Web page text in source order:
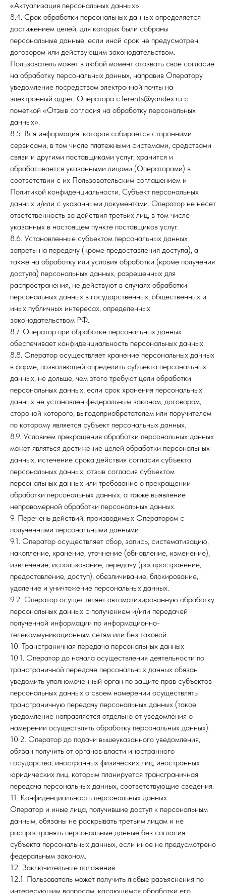
«Актуализация персональных данных».
8.4. Срок обработки персональных данных определяется
достижением целей, для которых были собраны
персональные данные, если иной срок не предусмотрен
договором или действующим законодательством.
Пользователь может в любой момент отозвать свое согласие
на обработку персональных данных, направив Оператору
уведомление посредством электронной почты на
электронный адрес Оператора c.ferents@yandex.ru с
пометкой «Отзыв согласия на обработку персональных
данных».
8.5. Вся информация, которая собирается сторонними
сервисами, в том числе платежными системами, средствами
связи и другими поставщиками услуг, хранится и
обрабатывается указанными лицами (Операторами) в
соответствии с их Пользовательским соглашением и
Политикой конфиденциальности. Субъект персональных
данных и/или с указанными документами. Оператор не несет
ответственность за действия третьих лиц, в том числе
указанных в настоящем пункте поставщиков услуг.
8.6. Установленные субъектом персональных данных
запреты на передачу (кроме предоставления доступа), а
также на обработку или условия обработки (кроме получения
доступа) персональных данных, разрешенных для
распространения, не действуют в случаях обработки
персональных данных в государственных, общественных и
иных публичных интересах, определенных
законодательством РФ.
8.7. Оператор при обработке персональных данных
обеспечивает конфиденциальность персональных данных.
8.8. Оператор осуществляет хранение персональных данных
в форме, позволяющей определить субъекта персональных
данных, не дольше, чем этого требуют цели обработки
персональных данных, если срок хранения персональных
данных не установлен федеральным законом, договором,
стороной которого, выгодоприобретателем или поручителем
по которому является субъект персональных данных.
8.9. Условием прекращения обработки персональных данных
может являться достижение целей обработки персональных
данных, истечение срока действия согласия субъекта
персональных данных, отзыв согласия субъектом
персональных данных или требование о прекращении
обработки персональных данных, а также выявление
неправомерной обработки персональных данных.
9. Перечень действий, производимых Оператором с
полученными персональными данными
9.1. Оператор осуществляет сбор, запись, систематизацию,
накопление, хранение, уточнение (обновление, изменение),
извлечение, использование, передачу (распространение,
предоставление, доступ), обезличивание, блокирование,
удаление и уничтожение персональных данных.
9.2. Оператор осуществляет автоматизированную обработку
персональных данных с получением и/или передачей
полученной информации по информационно-
телекоммуникационным сетям или без таковой.
10. Трансграничная передача персональных данных
10.1. Оператор до начала осуществления деятельности по
трансграничной передаче персональных данных обязан
уведомить уполномоченный орган по защите прав субъектов
персональных данных о своем намерении осуществлять
трансграничную передачу персональных данных (такое
уведомление направляется отдельно от уведомления о
намерении осуществлять обработку персональных данных).
10.2. Оператор до подачи вышеуказанного уведомления,
обязан получить от органов власти иностранного
государства, иностранных физических лиц, иностранных
юридических лиц, которым планируется трансграничная
передача персональных данных, соответствующие сведения.
11. Конфиденциальность персональных данных
Оператор и иные лица, получившие доступ к персональным
данным, обязаны не раскрывать третьим лицам и не
распространять персональные данные без согласия
субъекта персональных данных, если иное не предусмотрено
федеральным законом.
12. Заключительные положения
12.1. Пользователь может получить любые разъяснения по
интересующим вопросам, касающимся обработки его